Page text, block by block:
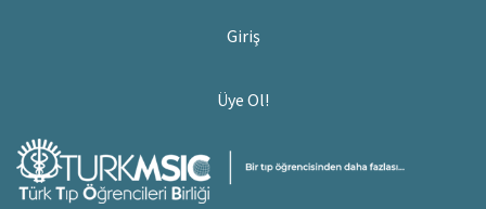
Giriş
Üye Ol!